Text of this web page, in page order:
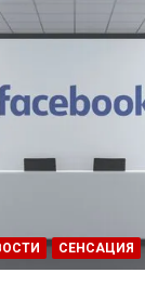
СЕНСАЦИЯ